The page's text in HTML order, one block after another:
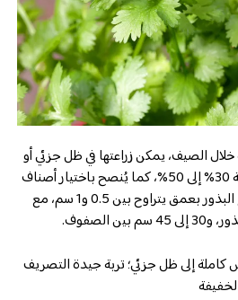
الصيف، يمكن زراعتها في ظل جزئي أو
حمايتها بقماش تظليل بنسبة 30% إلى 50%، كما يُنصح باختيار أصناف
مقاومة للإزهار المبكر، وتُزرع البذور بعمق يتراوح بين 0.5 و1 سم، مع
إلى ظل جزئي؛ تربة جيدة التصريف